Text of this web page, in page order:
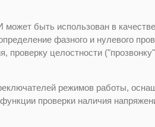
быть использован в
фазного и нулевого
проверку целостности
режимов работы,
проверки наличия